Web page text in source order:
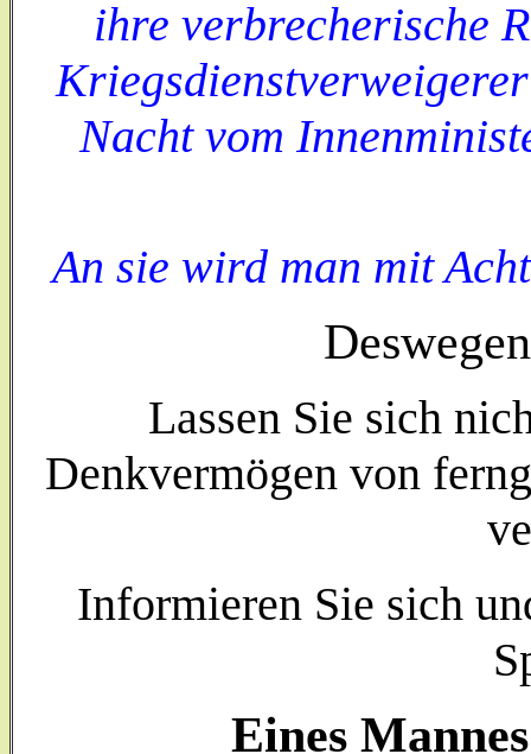
ihre verbrecherische
Nacht vom
An sie wird man mit
Lassen Sie sich
Denkvermögen von
Informieren Sie sich
Eines